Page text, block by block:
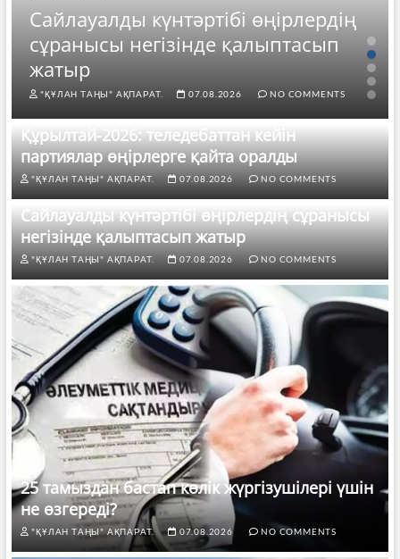
Сайлауалды күнтәртібі өңірлердің
сұранысы негізінде қалыптасып
жатыр
"ҚҰЛАН ТАҢЫ" АҚПАРАТ. 07.08.2026 NO COMMENTS
Құрылтай-2026: теледебаттан кейін
партиялар өңірлерге қайта оралды
"ҚҰЛАН ТАҢЫ" АҚПАРАТ. 07.08.2026 NO COMMENTS
Сайлауалды күнтәртібі өңірлердің сұранысы
негізінде қалыптасып жатыр
"ҚҰЛАН ТАҢЫ" АҚПАРАТ. 07.08.2026 NO COMMENTS
25 тамыздан бастап көлік жүргізушілері үшін
не өзгереді?
"ҚҰЛАН ТАҢЫ" АҚПАРАТ. 07.08.2026 NO COMMENTS